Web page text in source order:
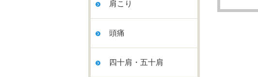
肩こり
頭痛
四十肩・五十肩